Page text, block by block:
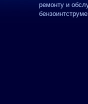
ремонту и